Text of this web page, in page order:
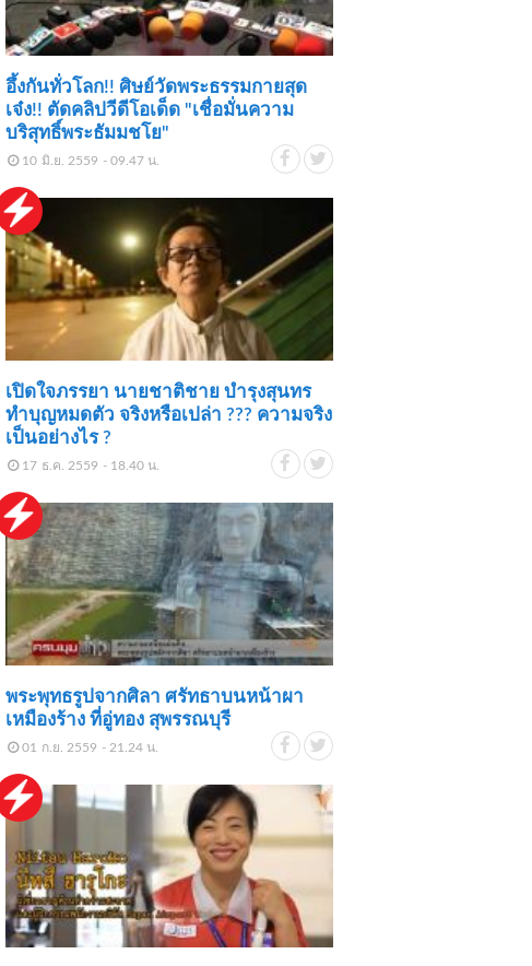
อึ้งกันทั่วโลก!! ศิษย์วัดพระธรรมกายสุด
เจ๋ง!! ตัดคลิปวีดีโอเด็ด "เชื่อมั่นความ
บริสุทธิ์พระธัมมชโย"
10 มิ.ย. 2559 - 09.47 น.
เปิดใจภรรยา นายชาติชาย บำรุงสุนทร
ทำบุญหมดตัว จริงหรือเปล่า ??? ความจริง
เป็นอย่างไร ?
17 ธ.ค. 2559 - 18.40 น.
พระพุทธรูปจากศิลา ศรัทธาบนหน้าผา
เหมืองร้าง ที่อู่ทอง สุพรรณบุรี
01 ก.ย. 2559 - 21.24 น.